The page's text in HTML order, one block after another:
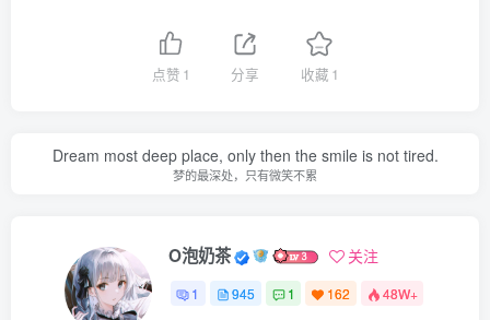
点赞 1 分享 收藏 1
Dream most deep place, only then the smile is not tired.
梦的最深处，只有微笑不累
O泡奶茶 关注
1 945 1 162 48W+